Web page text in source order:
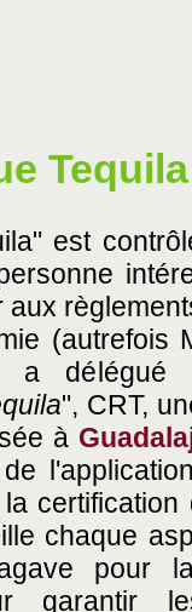
Tequila
est
aux
(autrefois
a
", CRT,
à
chaque
pour
garantir